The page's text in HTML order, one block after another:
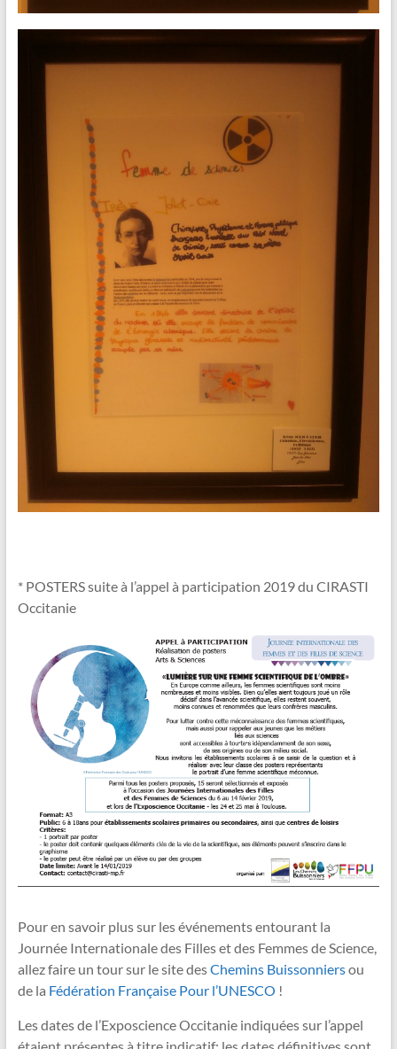
* POSTERS suite à l’appel à participation 2019 du CIRASTI
Occitanie
Pour en savoir plus sur les événements entourant la
Journée Internationale des Filles et des Femmes de Science,
allez faire un tour sur le site desChemins Buissonniersou
de la Fédération Française Pour l’UNESCO !
Les dates de l’Exposcience Occitanie indiquées sur l’appel